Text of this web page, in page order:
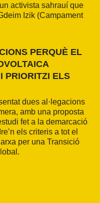
activista sahrauí que
Izik (Campament
PERQUÈ EL
PRIORITZI ELS
dues al·legacions
amb una proposta
fet a la demarcació
els criteris a tot el
per una Transició